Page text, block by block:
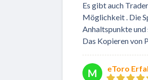
Es gibt auch
Möglichkeit . Die
Anhaltspunkte und
Das Kopieren von
M eToro